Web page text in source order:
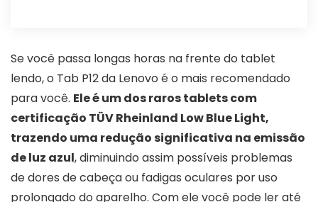
Se você passa longas horas na frente do tablet
lendo, o Tab P12 da Lenovo é o mais recomendado
para você. Ele é um dos raros tablets com
certificação TÜV Rheinland Low Blue Light,
trazendo uma redução significativa na emissão
de luz azul, diminuindo assim possíveis problemas
de dores de cabeça ou fadigas oculares por uso
prolongado do aparelho. Com ele você pode ler até